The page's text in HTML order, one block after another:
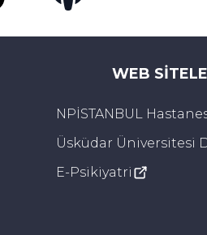
WEB
NPİSTANBUL
Üsküdar Üniversitesi
E-Psikiyatri